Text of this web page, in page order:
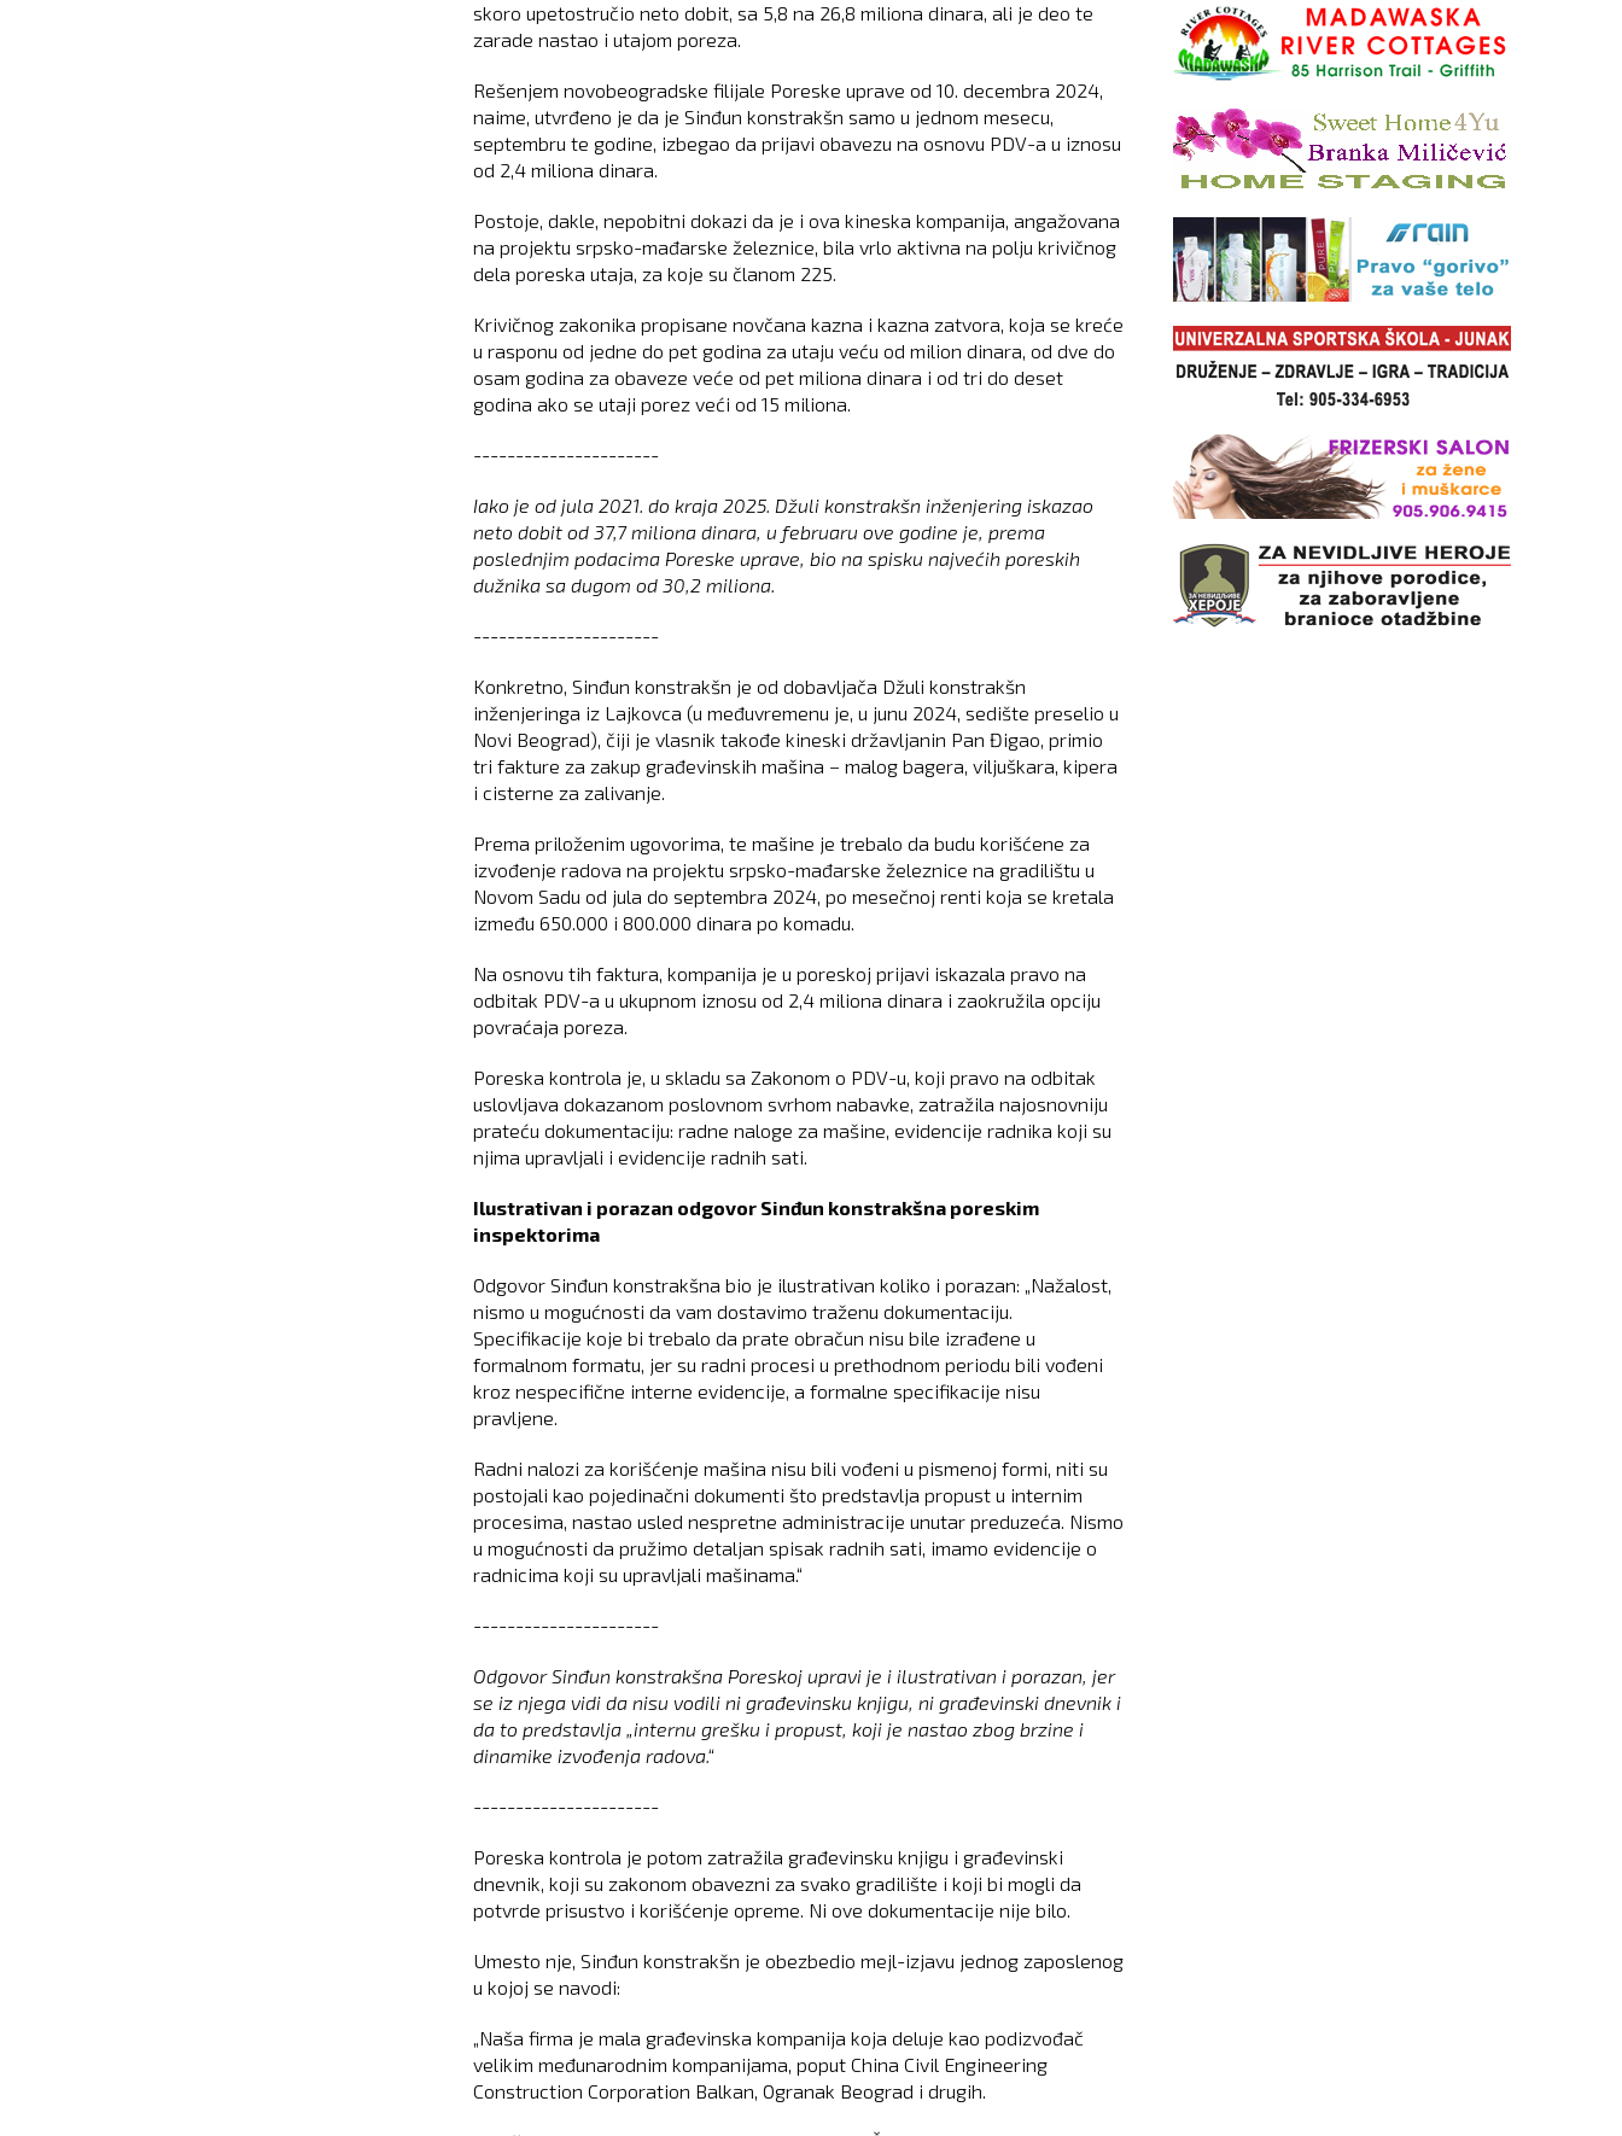
skoro upetostručio neto dobit, sa 5,8 na 26,8 miliona dinara, ali je deo te
zarade nastao i utajom poreza.
Rešenjem novobeogradske filijale Poreske uprave od 10. decembra 2024,
naime, utvrđeno je da je Sinđun konstrakšn samo u jednom mesecu,
septembru te godine, izbegao da prijavi obavezu na osnovu PDV-a u iznosu
od 2,4 miliona dinara.
Postoje, dakle, nepobitni dokazi da je i ova kineska kompanija, angažovana
na projektu srpsko-mađarske železnice, bila vrlo aktivna na polju krivičnog
dela poreska utaja, za koje su članom 225.
Krivičnog zakonika propisane novčana kazna i kazna zatvora, koja se kreće
u rasponu od jedne do pet godina za utaju veću od milion dinara, od dve do
osam godina za obaveze veće od pet miliona dinara i od tri do deset
godina ako se utaji porez veći od 15 miliona.
----------------------
Iako je od jula 2021. do kraja 2025. Džuli konstrakšn inženjering iskazao
neto dobit od 37,7 miliona dinara, u februaru ove godine je, prema
poslednjim podacima Poreske uprave, bio na spisku najvećih poreskih
dužnika sa dugom od 30,2 miliona.
----------------------
Konkretno, Sinđun konstrakšn je od dobavljača Džuli konstrakšn
inženjeringa iz Lajkovca (u međuvremenu je, u junu 2024, sedište preselio u
Novi Beograd), čiji je vlasnik takođe kineski državljanin Pan Đigao, primio
tri fakture za zakup građevinskih mašina − malog bagera, viljuškara, kipera
i cisterne za zalivanje.
Prema priloženim ugovorima, te mašine je trebalo da budu korišćene za
izvođenje radova na projektu srpsko-mađarske železnice na gradilištu u
Novom Sadu od jula do septembra 2024, po mesečnoj renti koja se kretala
između 650.000 i 800.000 dinara po komadu.
Na osnovu tih faktura, kompanija je u poreskoj prijavi iskazala pravo na
odbitak PDV-a u ukupnom iznosu od 2,4 miliona dinara i zaokružila opciju
povraćaja poreza.
Poreska kontrola je, u skladu sa Zakonom o PDV-u, koji pravo na odbitak
uslovljava dokazanom poslovnom svrhom nabavke, zatražila najosnovniju
prateću dokumentaciju: radne naloge za mašine, evidencije radnika koji su
njima upravljali i evidencije radnih sati.
Ilustrativan i porazan odgovor Sinđun konstrakšna poreskim
inspektorima
Odgovor Sinđun konstrakšna bio je ilustrativan koliko i porazan: „Nažalost,
nismo u mogućnosti da vam dostavimo traženu dokumentaciju.
Specifikacije koje bi trebalo da prate obračun nisu bile izrađene u
formalnom formatu, jer su radni procesi u prethodnom periodu bili vođeni
kroz nespecifične interne evidencije, a formalne specifikacije nisu
pravljene.
Radni nalozi za korišćenje mašina nisu bili vođeni u pismenoj formi, niti su
postojali kao pojedinačni dokumenti što predstavlja propust u internim
procesima, nastao usled nespretne administracije unutar preduzeća. Nismo
u mogućnosti da pružimo detaljan spisak radnih sati, imamo evidencije o
radnicima koji su upravljali mašinama.“
----------------------
Odgovor Sinđun konstrakšna Poreskoj upravi je i ilustrativan i porazan, jer
se iz njega vidi da nisu vodili ni građevinsku knjigu, ni građevinski dnevnik i
da to predstavlja „internu grešku i propust, koji je nastao zbog brzine i
dinamike izvođenja radova.“
----------------------
Poreska kontrola je potom zatražila građevinsku knjigu i građevinski
dnevnik, koji su zakonom obavezni za svako gradilište i koji bi mogli da
potvrde prisustvo i korišćenje opreme. Ni ove dokumentacije nije bilo.
Umesto nje, Sinđun konstrakšn je obezbedio mejl-izjavu jednog zaposlenog
u kojoj se navodi:
„Naša firma je mala građevinska kompanija koja deluje kao podizvođač
velikim međunarodnim kompanijama, poput China Civil Engineering
Construction Corporation Balkan, Ogranak Beograd i drugih.